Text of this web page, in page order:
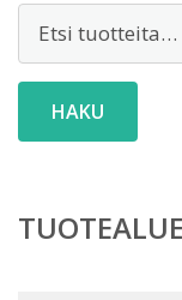
Etsi:
HAKU